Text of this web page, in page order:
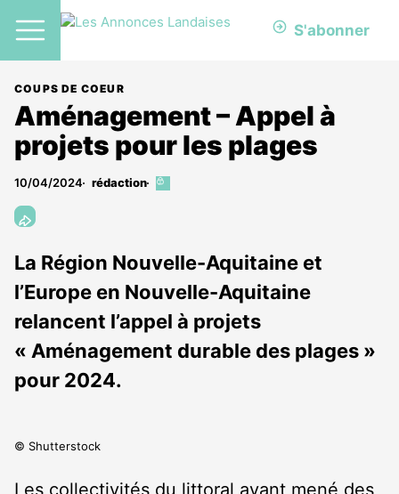
S'abonner
COUPS DE COEUR
Aménagement – Appel à
projets pour les plages
10/04/2024 rédaction
Cet
abonnés
La Région Nouvelle-Aquitaine et
l’Europe en Nouvelle-Aquitaine
relancent l’appel à projets
« Aménagement durable des plages »
pour 2024.
© Shutterstock
Les collectivités du littoral ayant mené des